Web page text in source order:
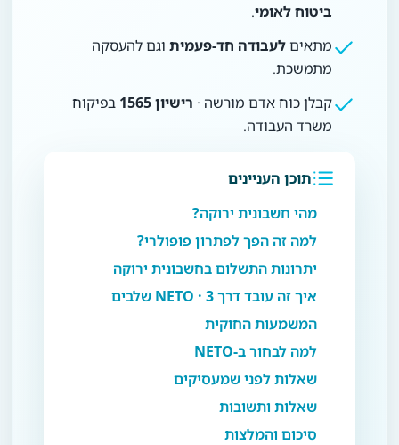
ביטוח לאומי.
מתאיםלעבודה חד-פעמית וגם להעסקה
מתמשכת.
קבלן כוח אדם מורשה · רישיון 1565
בפיקוח
משרד העבודה.
תוכן העניינים
מהי חשבונית ירוקה?
למה זה הפך לפתרון פופולרי?
יתרונות התשלום בחשבונית ירוקה
איך זה עובד דרך NETO · 3 שלבים
המשמעות החוקית
למה לבחור ב-NETO
שאלות לפני שמעסיקים
שאלות ותשובות
סיכום והמלצות